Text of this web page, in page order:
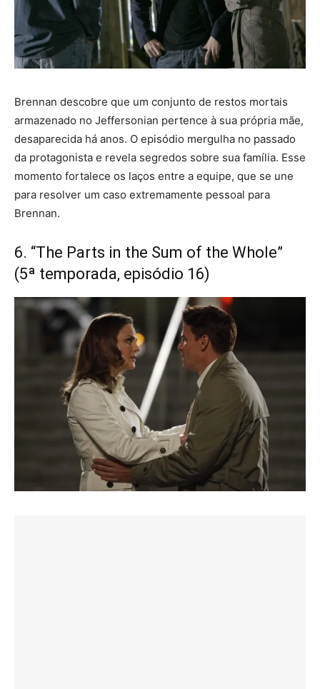
Brennan descobre que um conjunto de restos mortais
armazenado no Jeffersonian pertence à sua própria mãe,
desaparecida há anos. O episódio mergulha no passado
da protagonista e revela segredos sobre sua família. Esse
momento fortalece os laços entre a equipe, que se une
para resolver um caso extremamente pessoal para
Brennan.
6. “The Parts in the Sum of the Whole”
(5ª temporada, episódio 16)